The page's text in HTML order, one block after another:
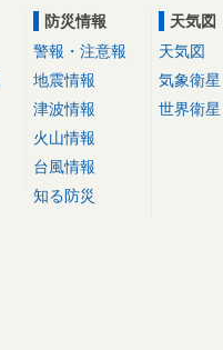
防災情報
警報・注意報
地震情報
津波情報
火山情報
台風情報
知る防災
天気図
天気図
気象衛星
世界衛星